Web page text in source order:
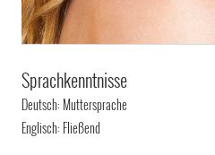
Sprachkenntnisse
Deutsch: Muttersprache
Englisch: Fließend